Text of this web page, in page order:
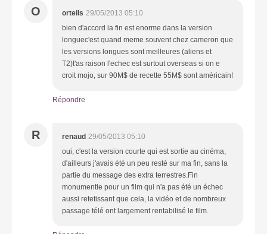
O orteils 29/05/2013 05:10
bien d'accord la fin est enorme dans la version
longuec'est quand meme souvent chez cameron que
les versions longues sont meilleures (aliens et
T2)t'as raison l'echec est surtout overseas si on e
croit mojo, sur 90M$ de recette 55M$ sont américain!
Répondre
R renaud 29/05/2013 05:10
oui, c'est la version courte qui est sortie au cinéma,
d'ailleurs j'avais été un peu resté sur ma fin, sans la
partie du message des extra terrestres.Fin
monumentle pour un film qui n'a pas été un échec
aussi retetissant que cela, la vidéo et de nombreux
passage télé ont largement rentabilisé le film.